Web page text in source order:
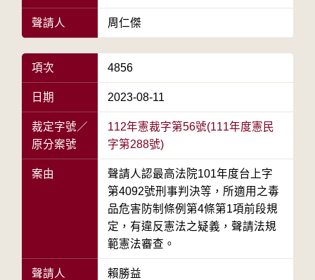
聲請人 周仁傑
項次 4856
日期 2023-08-11
裁定字號／
原分案號
112年憲裁字第56號(111年度憲民
字第288號)
案由
聲請人認最高法院101年度台上字
第4092號刑事判決等，所適用之毒
品危害防制條例第4條第1項前段規
定，有違反憲法之疑義，聲請法規
範憲法審查。
聲請人 賴勝益